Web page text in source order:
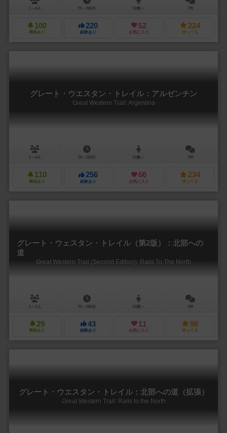
1～4人 75～150分 12歳～ 7件
100
興味あり
220
経験あり
52
お気に入り
224
持ってる
グレート・ウエスタン・トレイル：アルゼンチン
Great Western Trail: Argentina
1～4人 75～150分 12歳～ 7件
110
興味あり
256
経験あり
66
お気に入り
234
持ってる
グレート・ウェスタン・トレイル（第2版）：北部への
道
Great Western Trail (Second Edition): Rails To The North
1～4人 75～150分 12歳～ 3件
29
興味あり
43
経験あり
11
お気に入り
96
持ってる
グレート・ウエスタン・トレイル：北部への道（拡張）
Great Western Trail: Rails to the North